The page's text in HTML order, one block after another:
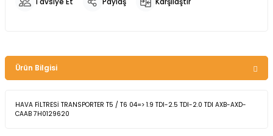
Ürün Bilgisi
HAVA FİLTRESİ TRANSPORTER T5 / T6 04=> 1.9 TDI-2.5 TDI-2.0 TDI AXB-AXD-
CAAB 7H0129620